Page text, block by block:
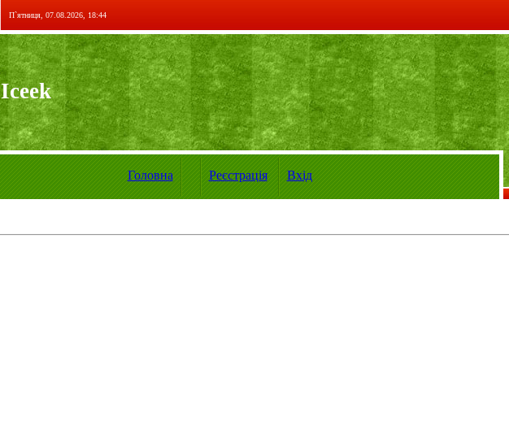
П`ятниця, 07.08.2026, 18:44
Iceek
Головна Реєстрація Вхід